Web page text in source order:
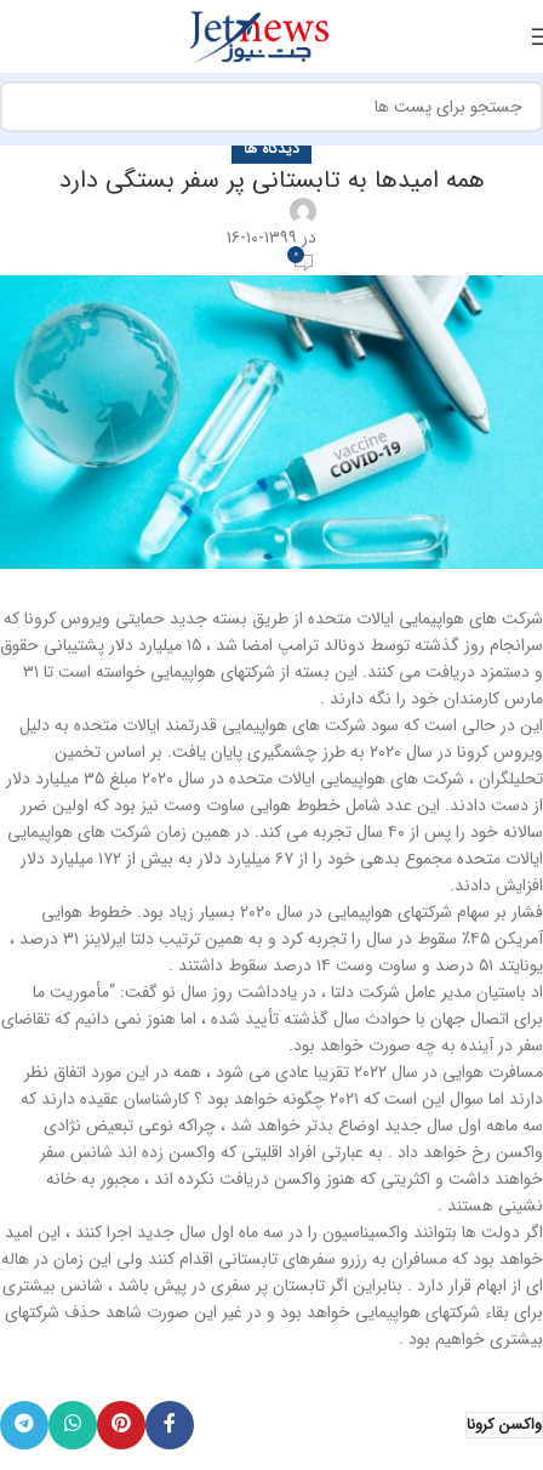
دیدگاه ها
همه امیدها به تابستانی پر سفر بستگی دارد
در ۱۳۹۹-۱۰-۱۶
0
شرکت های هواپیمایی ایالات متحده از طریق بسته جدید حمایتی ویروس کرونا که
سرانجام روز گذشته توسط دونالد ترامپ امضا شد ، ۱۵ میلیارد دلار پشتیبانی حقوق
و دستمزد دریافت می کنند. این بسته از شرکتهای هواپیمایی خواسته است تا ۳۱
مارس کارمندان خود را نگه دارند .
این در حالی است که سود شرکت های هواپیمایی قدرتمند ایالات متحده به دلیل
ویروس کرونا در سال ۲۰۲۰ به طرز چشمگیری پایان یافت. بر اساس تخمین
تحلیلگران ، شرکت های هواپیمایی ایالات متحده در سال ۲۰۲۰ مبلغ ۳۵ میلیارد دلار
از دست دادند. این عدد شامل خطوط هوایی ساوت وست نیز بود که اولین ضرر
سالانه خود را پس از ۴۰ سال تجربه می کند. در همین زمان شرکت های هواپیمایی
ایالات متحده مجموع بدهی خود را از ۶۷ میلیارد دلار به بیش از ۱۷۲ میلیارد دلار
افزایش دادند.
فشار بر سهام شرکتهای هواپیمایی در سال ۲۰۲۰ بسیار زیاد بود. خطوط هوایی
آمریکن ۴۵٪ سقوط در سال را تجربه کرد و به همین ترتیب دلتا ایرلاینز ۳۱ درصد ،
یونایتد ۵۱ درصد و ساوت وست ۱۴ درصد سقوط داشتند .
اد باستیان مدیر عامل شرکت دلتا ، در یادداشت روز سال نو گفت: “مأموریت ما
برای اتصال جهان با حوادث سال گذشته تأیید شده ، اما هنوز نمی دانیم که تقاضای
سفر در آینده به چه صورت خواهد بود.
مسافرت هوایی در سال ۲۰۲۲ تقریبا عادی می شود ، همه در این مورد اتفاق نظر
دارند اما سوال این است که ۲۰۲۱ چگونه خواهد بود ؟ کارشناسان عقیده دارند که
سه ماهه اول سال جدید اوضاع بدتر خواهد شد ، چراکه نوعی تبعیض نژادی
واکسن رخ خواهد داد . به عبارتی افراد اقلیتی که واکسن زده اند شانس سفر
خواهند داشت و اکثریتی که هنوز واکسن دریافت نکرده اند ، مجبور به خانه
نشینی هستند .
اگر دولت ها بتوانند واکسیناسیون را در سه ماه اول سال جدید اجرا کنند ، این امید
خواهد بود که مسافران به رزرو سفرهای تابستانی اقدام کنند ولی این زمان در هاله
ای از ابهام قرار دارد . بنابراین اگر تابستان پر سفری در پیش باشد ، شانس بیشتری
برای بقاء شرکتهای هواپیمایی خواهد بود و در غیر این صورت شاهد حذف شرکتهای
بیشتری خواهیم بود .
واکسن کرونا